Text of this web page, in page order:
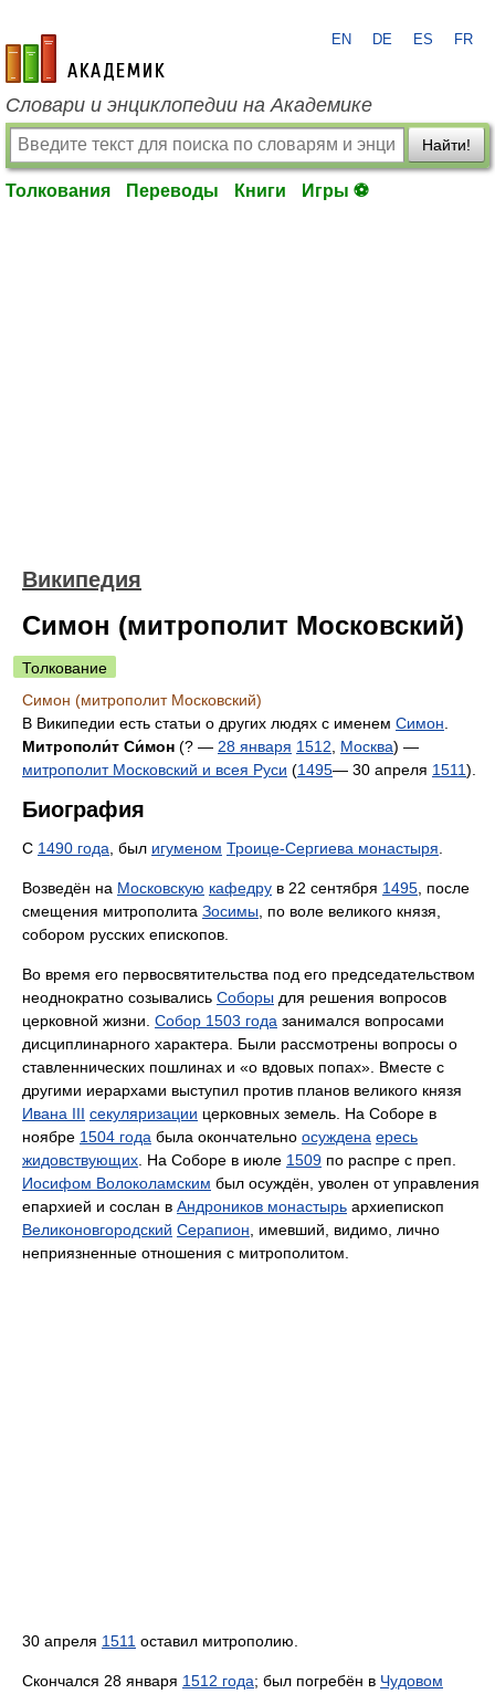
academic.ru
EN DE ES FR
Словари и энциклопедии на Академике
Найти!
Толкования Переводы Книги Игры ⚽
Википедия
Симон (митрополит Московский)
Толкование
Симон (митрополит Московский)
В Википедии есть статьи о других людях с именем Симон
Митрополи́т Си́мон (? — 28 января 1512 Москва) —
митрополит Московский и всея Руси (1495— 30 апреля 1511).
Биография
С 1490 года , был игуменом Троице-Сергиева монастыря
Возведён на Московскую кафедру в 22 сентября 1495 , после
смещения митрополита Зосимы , по воле великого князя,
собором русских епископов.
Во время его первосвятительства под его председательством
неоднократно созывались Соборы для решения вопросов
церковной жизни. Собор 1503 года занимался вопросами
дисциплинарного характера. Были рассмотрены вопросы о
ставленнических пошлинах и «о вдовых попах». Вместе с
другими иерархами выступил против планов великого князя
Ивана III секуляризации церковных земель. На Соборе в
ноябре 1504 года была окончательно осуждена ересь
жидовствующих . На Соборе в июле 1509 по распре с преп.
Иосифом Волоколамским был осуждён, уволен от управления
епархией и сослан в Андроников монастырь архиепископ
Великоновгородский Серапион , имевший, видимо, лично
неприязненные отношения с митрополитом.
30 апреля 1511 оставил митрополию.
Скончался 28 января 1512 года; был погребён в Чудовом